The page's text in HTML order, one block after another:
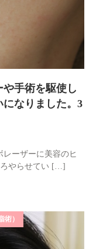
手術を駆使し
なりました。3
ーザーに美容のヒ
ろやらせてい […]
）